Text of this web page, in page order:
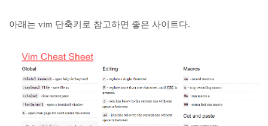
아래는 vim 단축키로 참고하면 좋은 사이트다.